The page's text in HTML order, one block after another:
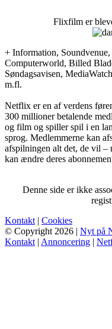
Flixfilm er
+ Information,
Computerworld, Billed
Søndagsavisen,
m.fl.
Netflix er en af verdens
300 millioner betalende
og film og spiller spil i en
sprog. Medlemmerne kan
afspilningen alt det, de vil –
kan ændre deres
Denne side er ikke
Kontakt | Cookies
© Copyright 2026 | Nyt på
Kontakt | Annoncering |